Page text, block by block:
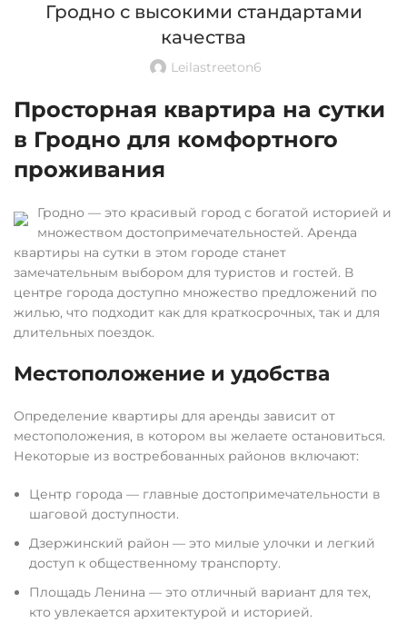
Гродно с высокими стандартами
качества
Leilastreeton6
Просторная квартира на сутки
в Гродно для комфортного
проживания
Гродно — это красивый город с богатой историей и
множеством достопримечательностей. Аренда
квартиры на сутки в этом городе станет
замечательным выбором для туристов и гостей. В
центре города доступно множество предложений по
жилью, что подходит как для краткосрочных, так и для
длительных поездок.
Местоположение и удобства
Определение квартиры для аренды зависит от
местоположения, в котором вы желаете остановиться.
Некоторые из востребованных районов включают:
Центр города — главные достопримечательности в
шаговой доступности.
Дзержинский район — это милые улочки и легкий
доступ к общественному транспорту.
Площадь Ленина — это отличный вариант для тех,
кто увлекается архитектурой и историей.